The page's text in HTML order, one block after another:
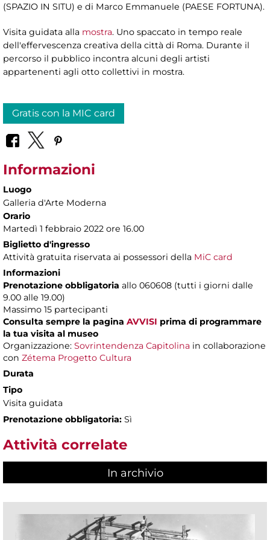
(SPAZIO IN SITU) e di Marco Emmanuele (PAESE FORTUNA).
Visita guidata alla mostra. Uno spaccato in tempo reale
dell'effervescenza creativa della città di Roma. Durante il
percorso il pubblico incontra alcuni degli artisti
appartenenti agli otto collettivi in mostra.
Gratis con la MIC card
Informazioni
Luogo
Galleria d'Arte Moderna
Orario
Martedì 1 febbraio 2022 ore 16.00
Biglietto d'ingresso
Attività gratuita riservata ai possessori della MiC card
Informazioni
Prenotazione obbligatoria allo 060608 (tutti i giorni dalle
9.00 alle 19.00)
Massimo 15 partecipanti
Consulta sempre la pagina AVVISI prima di programmare
la tua visita al museo
Organizzazione: Sovrintendenza Capitolina in collaborazione
con Zétema Progetto Cultura
Durata
Tipo
Visita guidata
Prenotazione obbligatoria: Sì
Attività correlate
In archivio